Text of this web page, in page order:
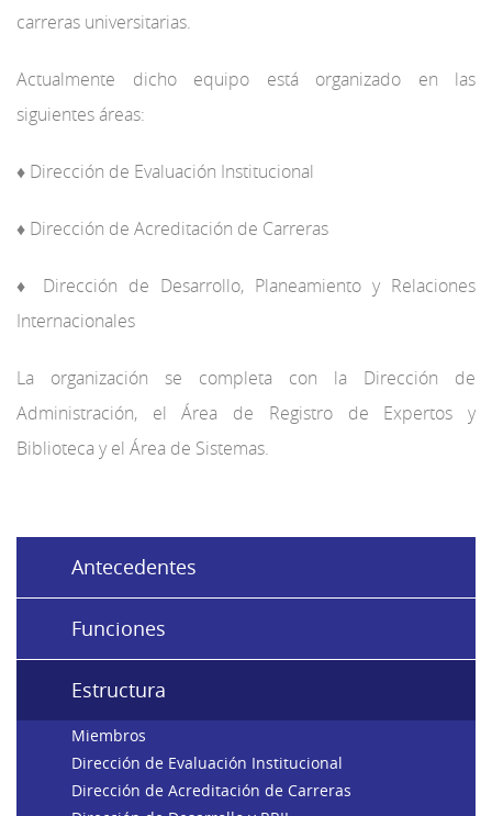
carreras universitarias.
Actualmente dicho equipo está organizado en las
siguientes áreas:
♦ Dirección de Evaluación Institucional
♦ Dirección de Acreditación de Carreras
♦ Dirección de Desarrollo, Planeamiento y Relaciones
Internacionales
La organización se completa con la Dirección de
Administración, el Área de Registro de Expertos y
Biblioteca y el Área de Sistemas.
Antecedentes
Funciones
Estructura
Miembros
Dirección de Evaluación Institucional
Dirección de Acreditación de Carreras